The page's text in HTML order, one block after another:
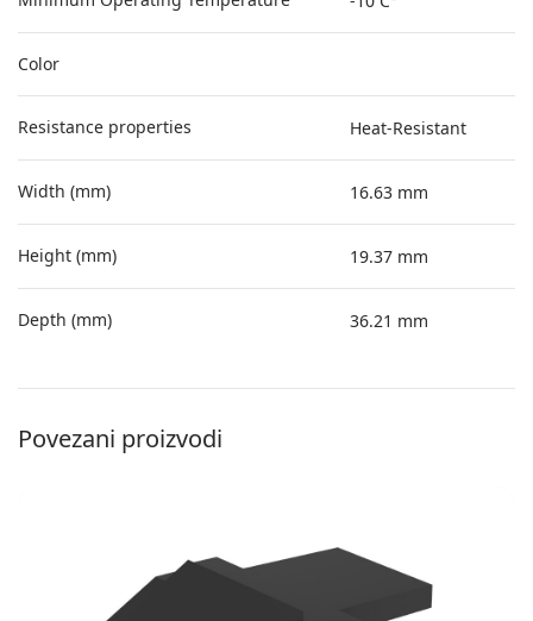
Color
Resistance properties Heat-Resistant
Width (mm) 16.63 mm
Height (mm) 19.37 mm
Depth (mm) 36.21 mm
Povezani proizvodi